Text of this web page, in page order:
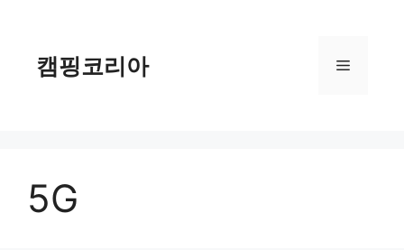
캠핑코리아 메
5G